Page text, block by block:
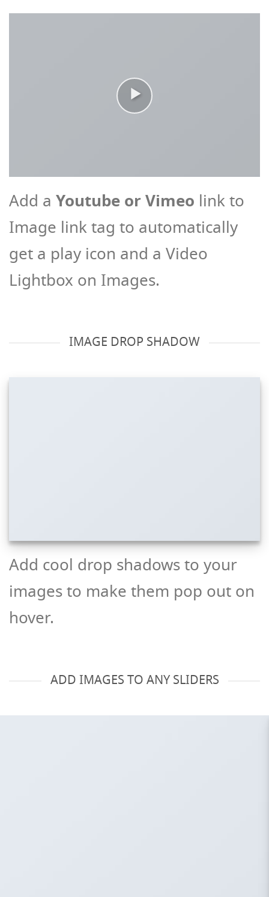
Add a Youtube or Vimeo link to
Image link tag to automatically
get a play icon and a Video
Lightbox on Images.
IMAGE DROP SHADOW
Add cool drop shadows to your
images to make them pop out on
hover.
ADD IMAGES TO ANY SLIDERS